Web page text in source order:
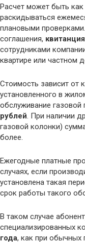
Расчет может быть
раскидываться
плановыми
соглашения,
сотрудниками
квартире или частном
Стоимость зависит от
установленного в
обслуживание газовой
рублей. При наличии
газовой колонки)
более.
Ежегодные платные
случаях, если
установлена такая
срок работы такого
В таком случае
специализированных
года, как при обычных